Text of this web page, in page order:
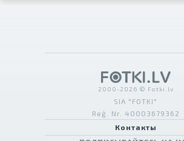
2000-2026 © Fotki.lv
SIA "FOTKI"
Reģ. Nr. 40003679362
Контакты